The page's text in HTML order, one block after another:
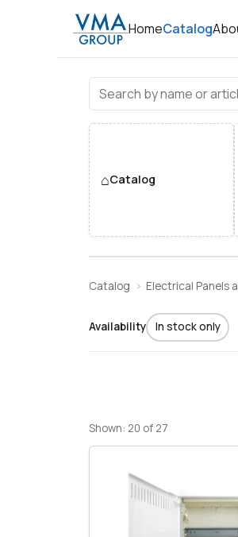
HomeCatalog
Щиты IT,
⌂Catalog
Catalog Electrical Panels
Availability In stock only
Shown: 20 of 27